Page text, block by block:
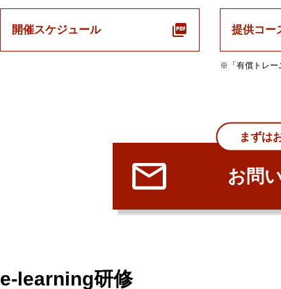
開催スケジュール 提供コー
※「有償トレー
まずは
お問
e-learning研修